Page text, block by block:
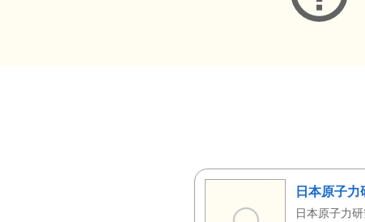
日本原子
日本原子力